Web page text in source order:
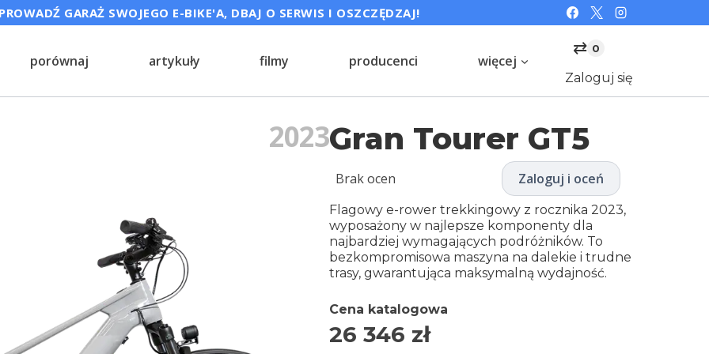
GARAŻ SWOJEGO E-BIKE'A, DBAJ O SERWIS I OSZCZĘDZAJ!
porównaj artykuły filmy producenci więcej
⇄ 0
Zaloguj się
2023Gran Tourer GT5
Brak ocen Zaloguj i oceń
Flagowy e-rower trekkingowy z rocznika 2023,
wyposażony w najlepsze komponenty dla
najbardziej wymagających podróżników. To
bezkompromisowa maszyna na dalekie i trudne
trasy, gwarantująca maksymalną wydajność.
Cena katalogowa
26 346 zł